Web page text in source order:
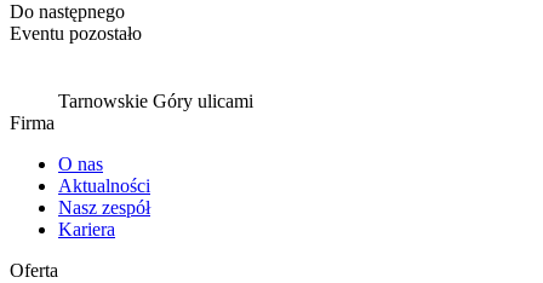
Do następnego
Eventu pozostało
Tarnowskie Góry ulicami
Firma
O nas
Aktualności
Nasz zespół
Kariera
Oferta